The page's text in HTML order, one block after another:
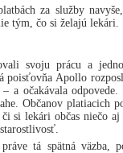
za služby
tým, čo si želajú lekári.
svoju prácu a
poisťovňa Apollo
a očakávala odpovede.
Občanov platiacich
si lekári občas niečo
tá spätná väzba,